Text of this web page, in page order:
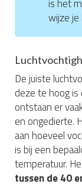
is het
wijze je
De juiste
deze te hoog
ontstaan er
en ongedierte.
aan hoeveel
is bij een
temperatuur.
tussen de 40